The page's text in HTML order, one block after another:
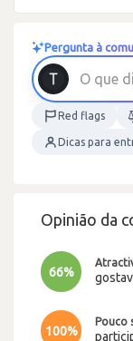
Pergunta à
O que d i
Red flags
Dicas para
Opinião da
66%
100%
Pouco